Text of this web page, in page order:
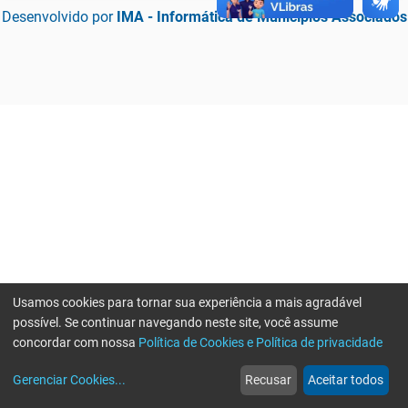
Desenvolvido por IMA - Informática de Municípios Associados
web
Notícias
more_horiz
Mais
Usamos cookies para tornar sua experiência a mais agradável
possível. Se continuar navegando neste site, você assume
concordar com nossa Política de Cookies e Política de privacidade
Gerenciar Cookies... Recusar Aceitar todos
Erro ao enviar informações, por favor tente novamente